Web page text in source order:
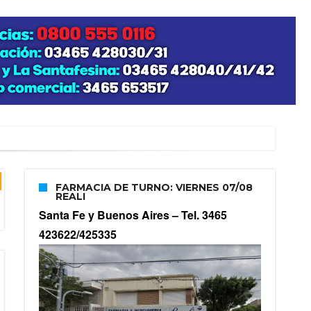
FARMACIA DE TURNO: VIERNES 07/08
REALI
Santa Fe y Buenos Aires –Tel. 3465
423622/425335